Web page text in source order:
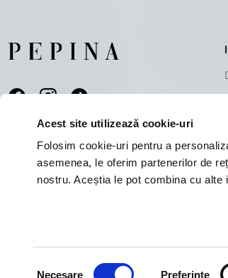
Acest site utilizează cookie-uri
Folosim cookie-uri pentru a
asemenea, le oferim partenerilor de
nostru. Aceștia le pot combina cu
Necesare Preferinţe